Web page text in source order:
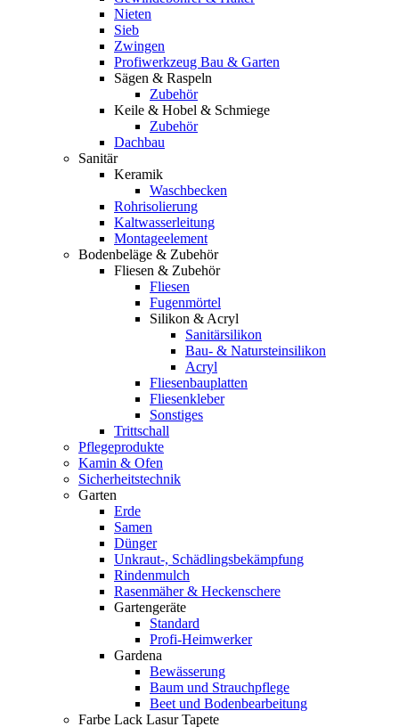
Nieten
Sieb
Zwingen
Profiwerkzeug Bau & Garten
Sägen & Raspeln
Zubehör
Keile & Hobel & Schmiege
Zubehör
Dachbau
Sanitär
Keramik
Waschbecken
Rohrisolierung
Kaltwasserleitung
Montageelement
Bodenbeläge & Zubehör
Fliesen & Zubehör
Fliesen
Fugenmörtel
Silikon & Acryl
Sanitärsilikon
Bau- & Natursteinsilikon
Acryl
Fliesenbauplatten
Fliesenkleber
Sonstiges
Trittschall
Pflegeprodukte
Kamin & Ofen
Sicherheitstechnik
Garten
Erde
Samen
Dünger
Unkraut-, Schädlingsbekämpfung
Rindenmulch
Rasenmäher & Heckenschere
Gartengeräte
Standard
Profi-Heimwerker
Gardena
Bewässerung
Baum und Strauchpflege
Beet und Bodenbearbeitung
Farbe Lack Lasur Tapete